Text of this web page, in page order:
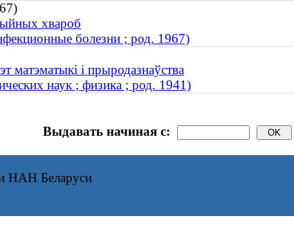
хвароб
болезни ; род. 1967)
матэматыкі і прыродазнаўства
наук ; физика ; род. 1941)
Выдавать начиная с:
НАН Беларуси